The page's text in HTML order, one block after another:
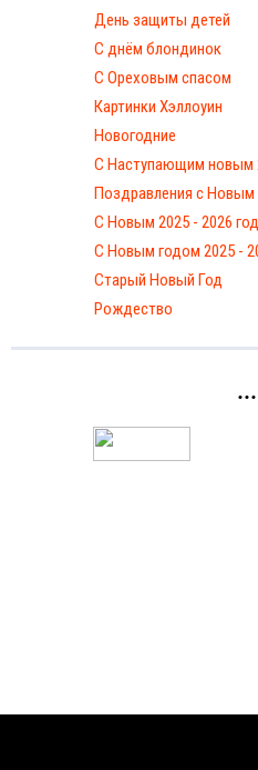
День защиты детей
С днём блондинок
С Ореховым спасом
Картинки Хэллоуин
Новогодние
С Наступающим новым
Поздравления с Новым
С Новым 2025 - 2026
C Новым годом 2025 -
Старый Новый Год
Рождество
...